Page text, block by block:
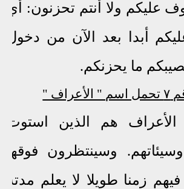
عليكم ولا أنتم تحزنون: أي
أبدا بعد الآن من دخول
ما يحزنكم.
"
هم الذين استوت
.
وسينتظرون فوقها
زمنا طويلا لا يعلم مدته